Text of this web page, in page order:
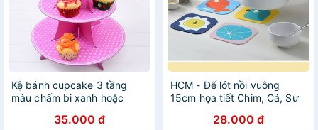
Kệ bánh cupcake 3 tầng
màu chấm bi xanh hoặc
nhật thôi nôi35.000 đ
HCM - Đế lót nồi vuông
15cm họa tiết Chim, Cá, Sư
sinh làm sạch28.000 đ